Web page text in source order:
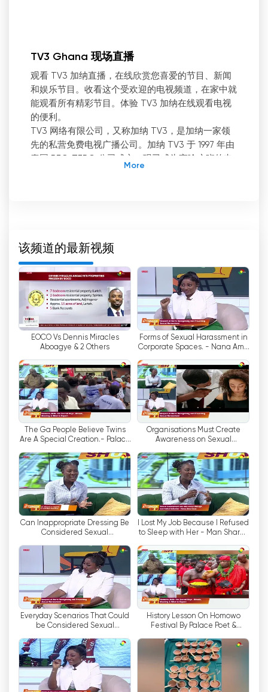
TV3 Ghana 现场直播
观看 TV3 加纳直播，在线欣赏您喜爱的节目、新闻
和娱乐节目。收看这个受欢迎的电视频道，在家中就
能观看所有精彩节目。体验 TV3 加纳在线观看电视
的便利。
TV3 网络有限公司，又称加纳 TV3，是加纳一家领
先的私营免费电视广播公司。加纳 TV3 于 1997 年由
件信息。加纳 TV3 频道拥有一支经验丰富的记者团
队，确保新闻简报全面、翔实、及时。
除新闻外，加纳 TV3 还提供各种娱乐节目，以满足
观众的不同兴趣。从引人入胜的电视剧到成功的真人
秀节目，该频道都能满足每个人的需求。这些节目都
经过精心策划，为观众提供引人入胜的内容，让他们
在娱乐的同时了解更多信息。
加纳 TV3 最引人注目的一点是它致力于制作高质量
的本地内容。该频道支持和推广加纳人才，通过电视
节目展示加纳丰富的文化遗产。通过这种方式，加纳
电视 3 台在保护和促进加纳艺术和文化方面发挥了
至关重要的作用。
系的重要性。该频道提供直播流选项，允许观众在线
观看电视。这一功能使观众即使在旅途中也能随时了
解自己喜爱的电视节目和新闻公告。直播流选项提供
了便利性和灵活性，确保观众不会错过自己喜爱的节
目。
加纳 TV3 拥有丰富的所有权变更历史。1999 年，该
频道出售给马来西亚公司 Media Prima。这标志着
加纳 TV3 进入了一个新时代，因为它获得了国际专
业知识和资源。Media Prima 的所有权进一步加强
了该频道的节目制作和运营能力，使其能够为观众提
供更好的电视体验。
2011 年，加纳 TV3 频道的所有权再次发生变化，由
一家加纳公司 Media General Ghana Limited 接
管。这一转变是该频道的一个重要里程碑，因为它完
全由加纳人拥有。在 Media General Ghana
该频道的最新视频
EOCO Vs Dennis Miracles
Aboagye & 2 Others
Forms of Sexual Harassment in
Corporate Spaces. - Nana Ama
The Ga People Believe Twins
Are A Special Creation.- Palace
Organisations Must Create
Awareness on Sexual
Can Inappropriate Dressing Be
Considered Sexual
I Lost My Job Because I Refused
to Sleep with Her - Man Shares
Everyday Scenarios That Could
be Considered Sexual
History Lesson On Homowo
Festival By Palace Poet &